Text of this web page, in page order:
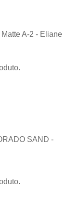
A-2 - Eliane
SAND -